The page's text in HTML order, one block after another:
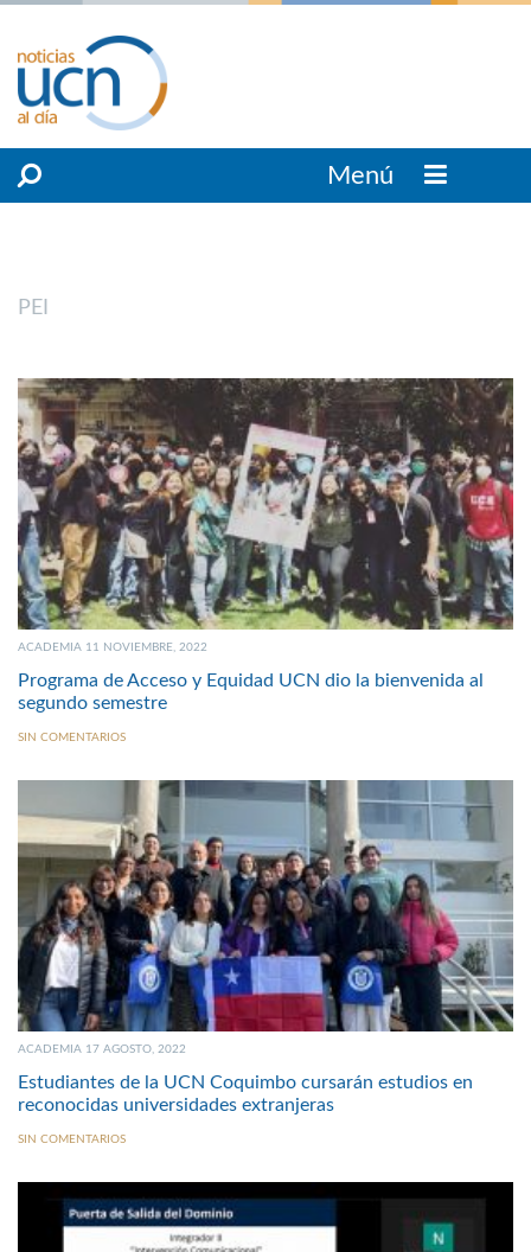
Menú
PEI
ACADEMIA 11 NOVIEMBRE, 2022
Programa de Acceso y Equidad UCN dio la bienvenida al
segundo semestre
SIN COMENTARIOS
ACADEMIA 17 AGOSTO, 2022
Estudiantes de la UCN Coquimbo cursarán estudios en
reconocidas universidades extranjeras
SIN COMENTARIOS